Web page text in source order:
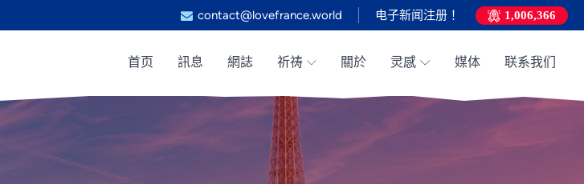
contact@lovefrance.world 电子新闻注册！ 1,006,366
首页 訊息 網誌 祈祷 關於 灵感 媒体 联系我们